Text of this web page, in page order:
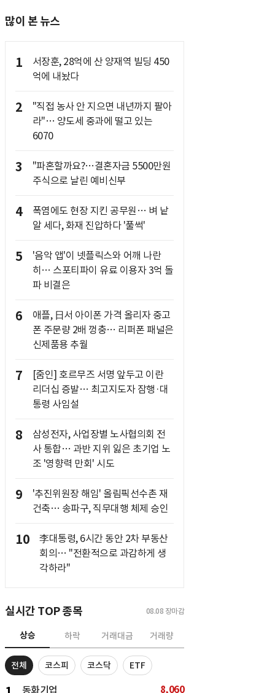
많이 본 뉴스
1
서장훈, 28억에 산 양재역 빌딩 450
억에 내놨다
2
"직접 농사 안 지으면 내년까지 팔아
라"… 양도세 중과에 떨고 있는
6070
3
"파혼할까요?…결혼자금 5500만원
주식으로 날린 예비신부
4
폭염에도 현장 지킨 공무원… 벼 낱
알 세다, 화재 진압하다 '풀썩'
5
'음악 앱'이 넷플릭스와 어깨 나란
히… 스포티파이 유료 이용자 3억 돌
파 비결은
6
애플, 日서 아이폰 가격 올리자 중고
폰 주문량 2배 껑충… 리퍼폰 패널은
신제품용 추월
7
[줌인] 호르무즈 서명 앞두고 이란
리더십 증발… 최고지도자 잠행·대
통령 사임설
8
삼성전자, 사업장별 노사협의회 전
사 통합… 과반 지위 잃은 초기업 노
조 '영향력 만회' 시도
9
'추진위원장 해임' 올림픽선수촌 재
건축… 송파구, 직무대행 체제 승인
10
李대통령, 6시간 동안 2차 부동산
회의… "전환적으로 과감하게 생
각하라"
실시간 TOP 종목 08.08 장마감
상승 하락 거래대금 거래량
전체 코스피 코스닥 ETF
동화기업 8,060